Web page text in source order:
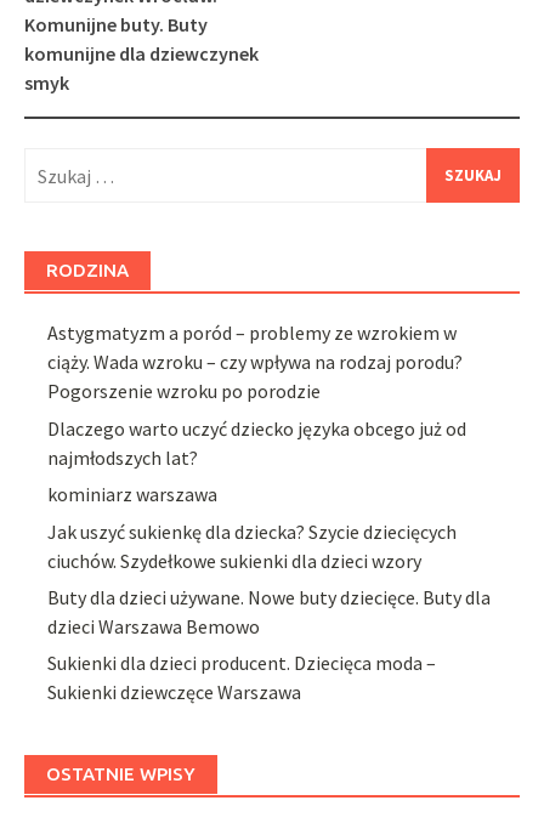
Komunijne buty. Buty
komunijne dla dziewczynek
smyk
RODZINA
Astygmatyzm a poród – problemy ze wzrokiem w
ciąży. Wada wzroku – czy wpływa na rodzaj porodu?
Pogorszenie wzroku po porodzie
Dlaczego warto uczyć dziecko języka obcego już od
najmłodszych lat?
kominiarz warszawa
Jak uszyć sukienkę dla dziecka? Szycie dziecięcych
ciuchów. Szydełkowe sukienki dla dzieci wzory
Buty dla dzieci używane. Nowe buty dziecięce. Buty dla
dzieci Warszawa Bemowo
Sukienki dla dzieci producent. Dziecięca moda –
Sukienki dziewczęce Warszawa
OSTATNIE WPISY